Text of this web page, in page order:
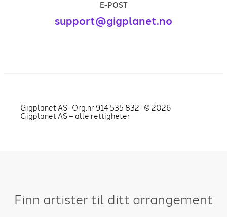
E-POST
support@gigplanet.no
Gigplanet AS · Org.nr 914 535 832 · © 2026
Gigplanet AS – alle rettigheter
Finn artister til ditt arrangement